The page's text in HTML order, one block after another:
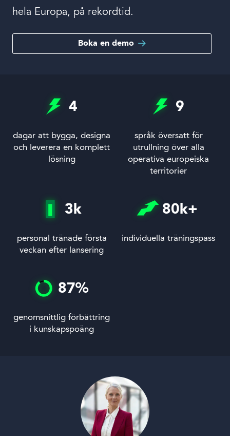
hela Europa, på rekordtid.
Boka en demo
4
dagar att bygga, designa
och leverera en komplett
lösning
9
språk översatt för
utrullning över alla
operativa europeiska
territorier
3 k
personal tränade första
veckan efter lansering
80 k+
individuella träningspass
87%
genomsnittlig förbättring
i kunskapspoäng